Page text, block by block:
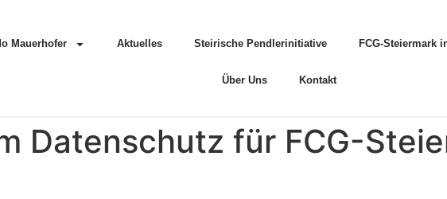
Mauerhofer Aktuelles Steirische Pendlerinitiative FCG-Steiermark
Über Uns Kontakt
Datenschutz für FCG-